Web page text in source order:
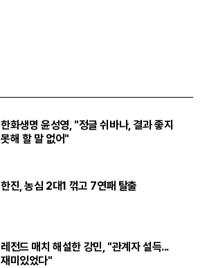
한화생명 윤성영, "정글 쉬바나, 결과 좋지
못해 할 말 없어"
한진, 농심 2대1 꺾고 7연패 탈출
레전드 매치 해설한 강민, "관계자 설득...
재미있었다"